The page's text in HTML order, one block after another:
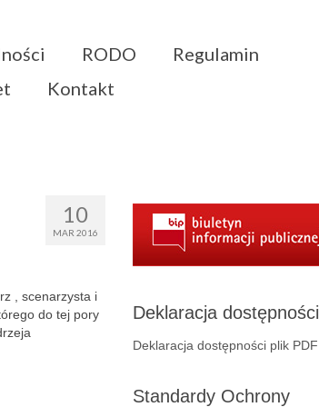
RODO
Regulamin
Kontakt
10
MAR 2016
, scenarzysta i
do tej pory
Deklaracja dostępności
Deklaracja dostępności plik PDF
Standardy Ochrony